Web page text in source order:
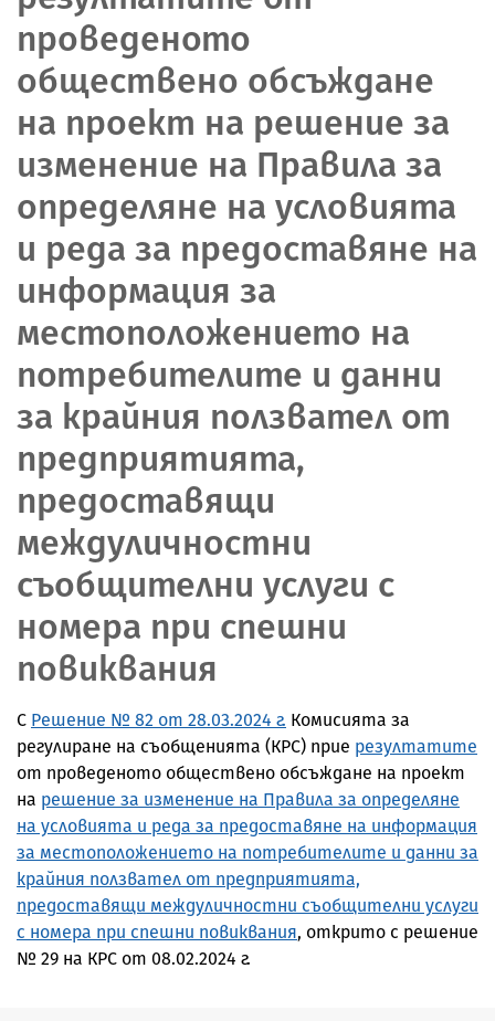
проведеното
обществено обсъждане
на проект на решение за
изменение на Правила за
определяне на условията
и реда за предоставяне на
информация за
местоположението на
потребителите и данни
за крайния ползвател от
предприятията,
предоставящи
междуличностни
съобщителни услуги с
номера при спешни
повиквания
С Решение № 82 от 28.03.2024 г. Комисията за
регулиране на съобщенията (КРС) прие резултатите
от проведеното обществено обсъждане на проект
на решение за изменение на Правила за определяне
на условията и реда за предоставяне на информация
за местоположението на потребителите и данни за
крайния ползвател от предприятията,
предоставящи междуличностни съобщителни услуги
с номера при спешни повиквания, открито с решение
№ 29 на КРС от 08.02.2024 г.